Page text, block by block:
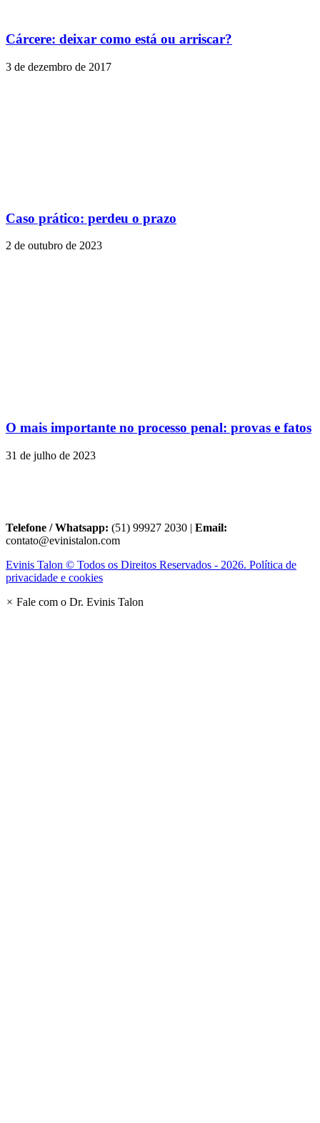
Cárcere: deixar como está ou arriscar?
3 de dezembro de 2017
Caso prático: perdeu o prazo
2 de outubro de 2023
O mais importante no processo penal: provas e fatos
31 de julho de 2023
Telefone / Whatsapp: (51) 99927 2030 | Email:
contato@evinistalon.com
Evinis Talon © Todos os Direitos Reservados - 2026. Política de
privacidade e cookies
× Fale com o Dr. Evinis Talon